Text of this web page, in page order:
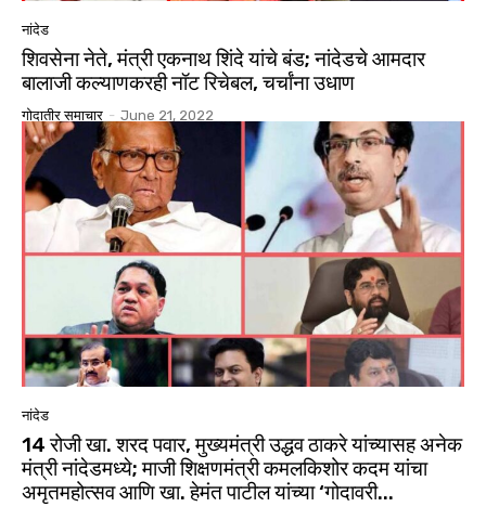
नांदेड
शिवसेना नेते, मंत्री एकनाथ शिंदे यांचे बंड; नांदेडचे आमदार
बालाजी कल्याणकरही नॉट रिचेबल, चर्चांना उधाण
गोदातीर समाचार - June 21, 2022
नांदेड
14 रोजी खा. शरद पवार, मुख्यमंत्री उद्धव ठाकरे यांच्यासह अनेक
मंत्री नांदेडमध्ये; माजी शिक्षणमंत्री कमलकिशोर कदम यांचा
अमृतमहोत्सव आणि खा. हेमंत पाटील यांच्या ‘गोदावरी...